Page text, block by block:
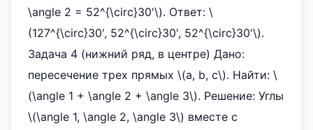
\angle 2 = 52^{\circ}30'\). Ответ: \
(127^{\circ}30', 52^{\circ}30', 52^{\circ}30'\).
Задача 4 (нижний ряд, в центре) Дано:
пересечение трех прямых \(a, b, c\). Найти: \
(\angle 1 + \angle 2 + \angle 3\). Решение: Углы
\(\angle 1, \angle 2, \angle 3\) вместе с